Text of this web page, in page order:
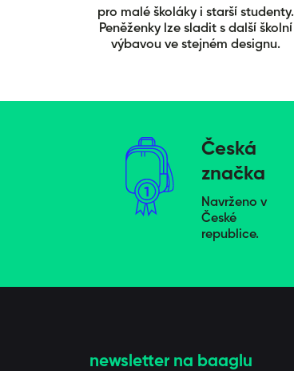
pro malé školáky i starší studenty.
Peněženky lze sladit s další školní
výbavou ve stejném designu.
Česká
značka
Navrženo v
České
republice.
newsletter na baaglu